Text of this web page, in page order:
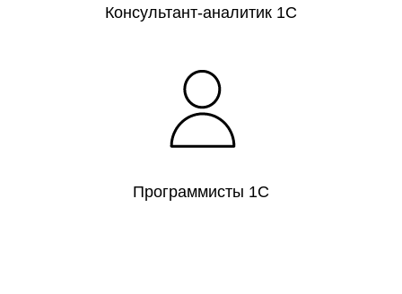
Консультант-аналитик 1С
Программисты 1С